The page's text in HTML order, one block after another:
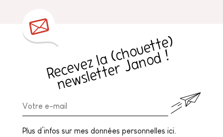
R
e
c
e
v
e
z
l
a
(
c
h
o
u
e
t
t
e
)
n
e
w
sl
e
t
t
e
r
J
a
n
o
d
!
Plus d’infos sur mes données personnelles ici.